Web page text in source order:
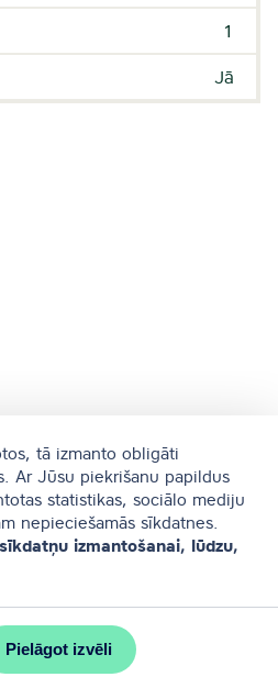
1
Jā
tā izmanto obligāti
Ar Jūsu piekrišanu papildus
statistikas, sociālo mediju
nepieciešamās sīkdatnes.
izmantošanai, lūdzu,
Pielāgot izvēli